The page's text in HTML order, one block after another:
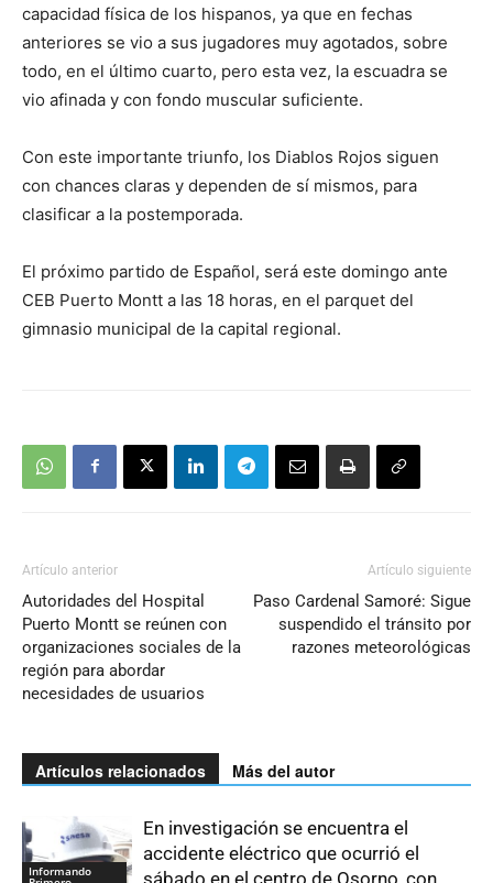
capacidad física de los hispanos, ya que en fechas
anteriores se vio a sus jugadores muy agotados, sobre
todo, en el último cuarto, pero esta vez, la escuadra se
vio afinada y con fondo muscular suficiente.
Con este importante triunfo, los Diablos Rojos siguen
con chances claras y dependen de sí mismos, para
clasificar a la postemporada.
El próximo partido de Español, será este domingo ante
CEB Puerto Montt a las 18 horas, en el parquet del
gimnasio municipal de la capital regional.
Artículo anterior
Autoridades del Hospital
Puerto Montt se reúnen con
organizaciones sociales de la
región para abordar
necesidades de usuarios
Artículo siguiente
Paso Cardenal Samoré: Sigue
suspendido el tránsito por
razones meteorológicas
Artículos relacionados Más del autor
Informando
En investigación se encuentra el
accidente eléctrico que ocurrió el
sábado en el centro de Osorno, con